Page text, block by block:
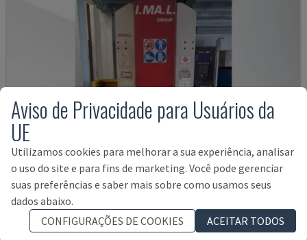
SMALL 835/25
Aviso de Privacidade para Usuários da
UE
Utilizamos cookies para melhorar a sua experiência, analisar
o uso do site e para fins de marketing. Você pode gerenciar
suas preferências e saber mais sobre como usamos seus
dados abaixo.
CONFIGURAÇÕES DE COOKIES
ACEITAR TODOS